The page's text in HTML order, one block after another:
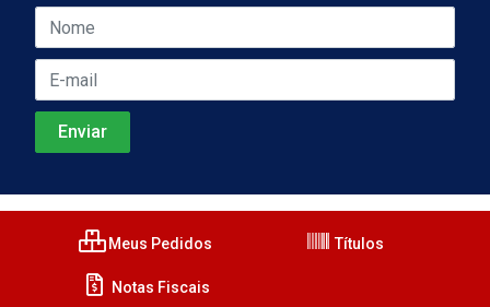
Meus Pedidos Títulos
Notas Fiscais